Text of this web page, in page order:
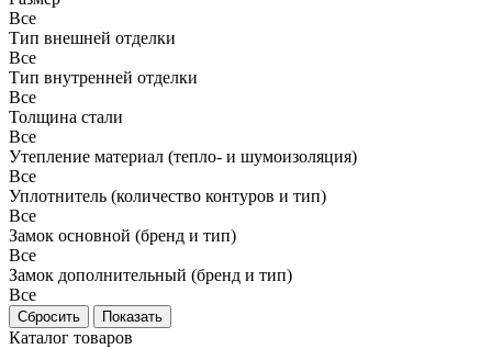
Все
Тип внешней отделки
Все
Тип внутренней отделки
Все
Толщина стали
Все
Утепление материал (тепло- и шумоизоляция)
Все
Уплотнитель (количество контуров и тип)
Все
Замок основной (бренд и тип)
Все
Замок дополнительный (бренд и тип)
Все
Каталог товаров